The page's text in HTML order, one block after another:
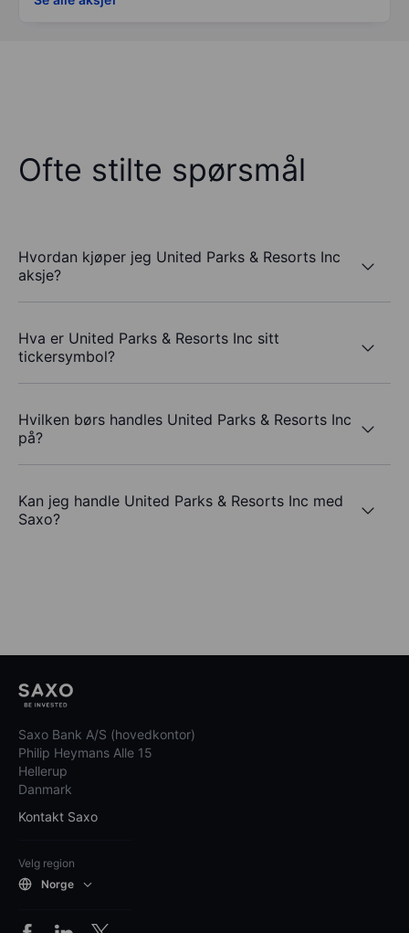
Ofte stilte spørsmål
Hvordan kjøper jeg United Parks & Resorts Inc
aksje?
Hva er United Parks & Resorts Inc sitt
tickersymbol?
Hvilken børs handles United Parks & Resorts Inc
på?
Kan jeg handle United Parks & Resorts Inc med
Saxo?
Saxo Bank A/S (hovedkontor)
Philip Heymans Alle 15
Hellerup
Danmark
Kontakt Saxo
Velg region
Norge